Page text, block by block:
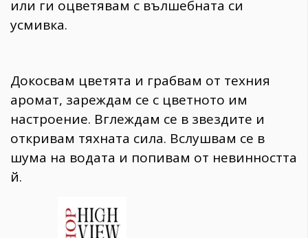
или ги оцветявам с вълшебната си
усмивка.
Докосвам цветята и грабвам от техния
аромат, зареждам се с цветното им
настроение. Вглеждам се в звездите и
откривам тяхната сила. Вслушвам се в
шума на водата и попивам от невинността
й.